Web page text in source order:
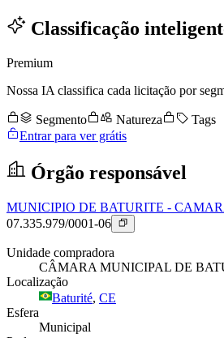
Classificação
Premium
Nossa IA classifica cada licitação por
Segmento Natureza
Tags
Entrar para ver grátis
Órgão responsável
MUNICIPIO DE BATURITE -
07.335.979/0001-06
Unidade compradora
CÂMARA MUNICIPAL DE
Localização
Baturité, CE
Esfera
Municipal